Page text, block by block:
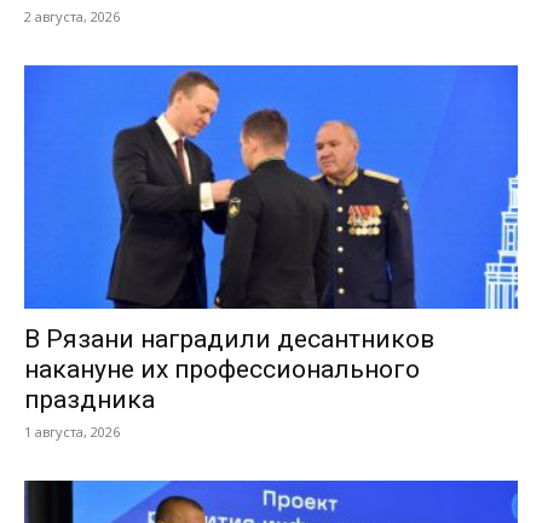
2 августа, 2026
В Рязани наградили десантников
накануне их профессионального
праздника
1 августа, 2026